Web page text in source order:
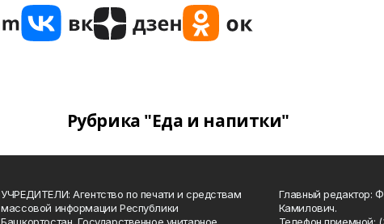
Рубрика "Еда и напитки"
УЧРЕДИТЕЛИ: Агентство по печати и средствам
массовой информации Республики
Главный редактор:
Камилович.